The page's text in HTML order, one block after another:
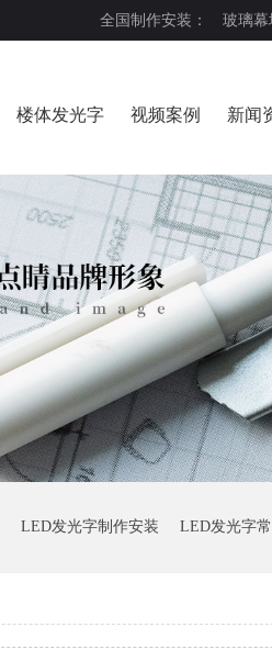
全国制作安装： 玻璃
楼体发光字 视频案例 新闻
LED发光字制作安装 LED发光字